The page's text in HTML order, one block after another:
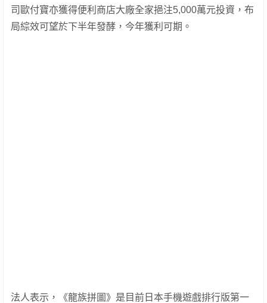
司歐付寶亦獲得便利商店大廠全家挹注5,000萬元投資，布
局綜效可望於下半年發酵，今年獲利可期。
法人表示，《龍族拼圖》是目前日本手機遊戲排行版第一